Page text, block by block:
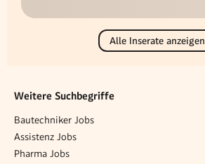
Alle Inserate anzeigen
Weitere Suchbegriffe
Bautechniker Jobs
Assistenz Jobs
Pharma Jobs